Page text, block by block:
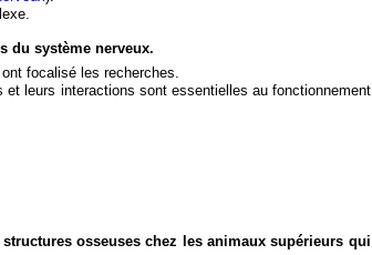
du système nerveux.
focalisé les recherches.
leurs interactions sont essentielles au fonctionnement
osseuses chez les animaux supérieurs qui